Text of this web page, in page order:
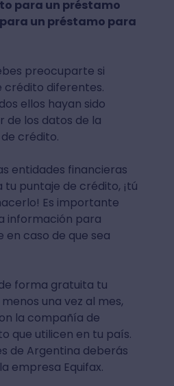
para un préstamo
un préstamo para
preocuparte si
crédito diferentes.
ellos hayan sido
de los datos de la
crédito.
entidades financieras
puntaje de crédito, ¡tú
Es importante
información para
caso de que sea
forma gratuita tu
una vez al mes,
la compañía de
que utilicen en tu país.
de Argentina deberás
empresa Equifax.